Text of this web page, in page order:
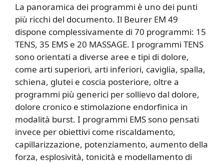
La panoramica dei programmi è uno dei punti
più ricchi del documento. Il Beurer EM 49
dispone complessivamente di 70 programmi: 15
TENS, 35 EMS e 20 MASSAGE. I programmi TENS
sono orientati a diverse aree e tipi di dolore,
come arti superiori, arti inferiori, caviglia, spalla,
schiena, glutei e coscia posteriore, oltre a
programmi più generici per sollievo dal dolore,
dolore cronico e stimolazione endorfinica in
modalità burst. I programmi EMS sono pensati
invece per obiettivi come riscaldamento,
capillarizzazione, potenziamento, aumento della
forza, esplosività, tonicità e modellamento di